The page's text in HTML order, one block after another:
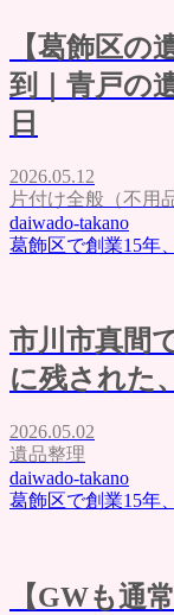
【葛飾区の
到｜青戸の
日
2026.05.12
片付け全般（不用
daiwado-takano
葛飾区で創業15年
市川市真間
に残された
2026.05.02
遺品整理
daiwado-takano
葛飾区で創業15年
【GWも通